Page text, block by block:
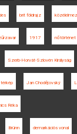
brit földrajz
1917 nőtörténet
Szerb-Horvát-Szlovén Királyság
térkép Jan Chodějovský
Réka
Brünn demarkációs vonal